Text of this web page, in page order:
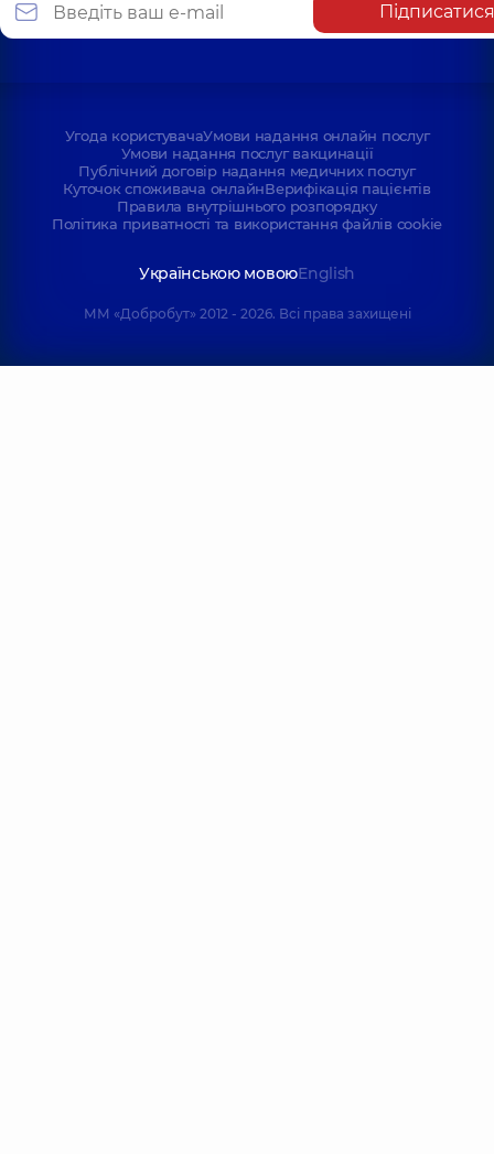
Підписатися
Угода користувачаУмови надання онлайн послуг
Умови надання послуг вакцинації
Публічний договір надання медичних послуг
Куточок споживача онлайнВерифікація пацієнтів
Правила внутрішнього розпорядку
Політика приватності та використання файлів cookie
Українською мовоюEnglish
ММ «Добробут» 2012 - 2026. Всі права захищені